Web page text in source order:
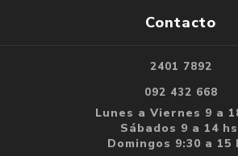
Contacto
2401 7892
092 432 668
Lunes a Viernes 9 a
Sábados 9 a 14
Domingos 9:30 a 15